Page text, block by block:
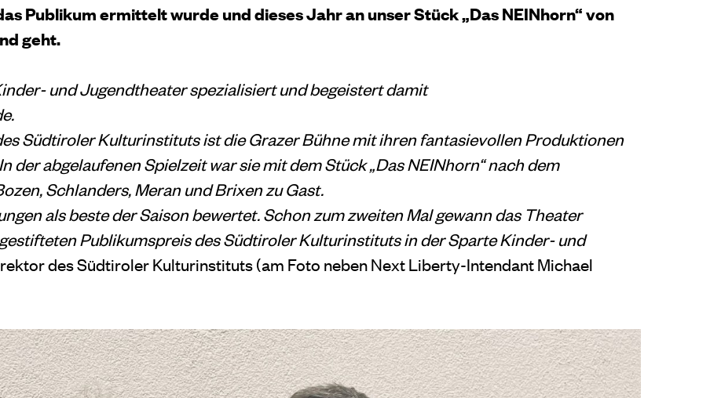
Publikum ermittelt wurde und dieses Jahr an unser Stück „Das NEINhorn“ von
geht.
und Jugendtheater spezialisiert und begeistert damit
Südtiroler Kulturinstituts ist die Grazer Bühne mit ihren fantasievollen Produktionen
der abgelaufenen Spielzeit war sie mit dem Stück „Das NEINhorn“ nach dem
Schlanders, Meran und Brixen zu Gast.
als beste der Saison bewertet. Schon zum zweiten Mal gewann das Theater
Publikumspreis des Südtiroler Kulturinstituts in der Sparte Kinder- und
des Südtiroler Kulturinstituts (am Foto neben Next Liberty-Intendant Michael